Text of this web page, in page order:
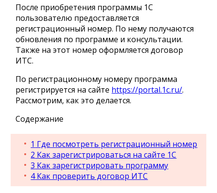
После приобретения программы 1С
пользователю предоставляется
регистрационный номер. По нему получаются
обновления по программе и консультации.
Также на этот номер оформляется договор
ИТС.
По регистрационному номеру программа
регистрируется на сайте https://portal.1c.ru/.
Рассмотрим, как это делается.
Содержание
1 Где посмотреть регистрационный номер
2 Как зарегистрироваться на сайте 1С
3 Как зарегистрировать программу
4Как проверить договор ИТС